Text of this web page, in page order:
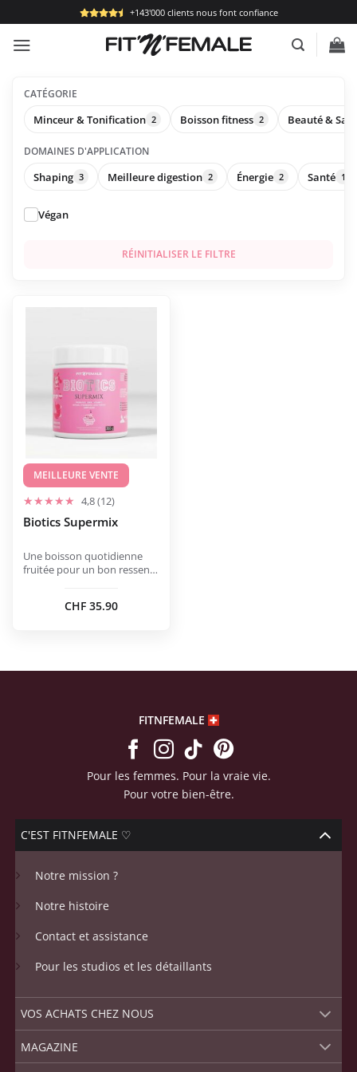
au
contenu
+143'000 clients nous font confiance
CATÉGORIE
Minceur & Tonification 2 Boisson fitness 2 Beauté &
DOMAINES D'APPLICATION
Shaping 3 Meilleure digestion 2 Énergie 2 Santé 1
Végan
RÉINITIALISER LE FILTRE
MEILLEURE VENTE
4,8 (12)
Biotics Supermix
Une boisson quotidienne
fruitée pour un bon ressenti
CHF 35.90
variations.
peuvent
choisies
sur
page
produit
FITNFEMALE
Pour les femmes. Pour la vraie vie.
Pour votre bien-être.
C'EST FITNFEMALE ♡
Notre mission ?
Notre histoire
Contact et assistance
Pour les studios et les détaillants
VOS ACHATS CHEZ NOUS
MAGAZINE